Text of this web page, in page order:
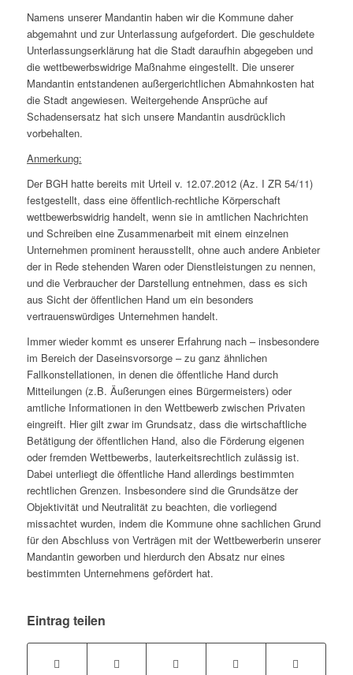
Namens unserer Mandantin haben wir die Kommune daher
abgemahnt und zur Unterlassung aufgefordert. Die geschuldete
Unterlassungserklärung hat die Stadt daraufhin abgegeben und
die wettbewerbswidrige Maßnahme eingestellt. Die unserer
Mandantin entstandenen außergerichtlichen Abmahnkosten hat
die Stadt angewiesen. Weitergehende Ansprüche auf
Schadensersatz hat sich unsere Mandantin ausdrücklich
vorbehalten.
Anmerkung:
Der BGH hatte bereits mit Urteil v. 12.07.2012 (Az. I ZR 54/11)
festgestellt, dass eine öffentlich-rechtliche Körperschaft
wettbewerbswidrig handelt, wenn sie in amtlichen Nachrichten
und Schreiben eine Zusammenarbeit mit einem einzelnen
Unternehmen prominent herausstellt, ohne auch andere Anbieter
der in Rede stehenden Waren oder Dienstleistungen zu nennen,
und die Verbraucher der Darstellung entnehmen, dass es sich
aus Sicht der öffentlichen Hand um ein besonders
vertrauenswürdiges Unternehmen handelt.
Immer wieder kommt es unserer Erfahrung nach – insbesondere
im Bereich der Daseinsvorsorge – zu ganz ähnlichen
Fallkonstellationen, in denen die öffentliche Hand durch
Mitteilungen (z.B. Äußerungen eines Bürgermeisters) oder
amtliche Informationen in den Wettbewerb zwischen Privaten
eingreift. Hier gilt zwar im Grundsatz, dass die wirtschaftliche
Betätigung der öffentlichen Hand, also die Förderung eigenen
oder fremden Wettbewerbs, lauterkeitsrechtlich zulässig ist.
Dabei unterliegt die öffentliche Hand allerdings bestimmten
rechtlichen Grenzen. Insbesondere sind die Grundsätze der
Objektivität und Neutralität zu beachten, die vorliegend
missachtet wurden, indem die Kommune ohne sachlichen Grund
für den Abschluss von Verträgen mit der Wettbewerberin unserer
Mandantin geworben und hierdurch den Absatz nur eines
bestimmten Unternehmens gefördert hat.
Eintrag teilen